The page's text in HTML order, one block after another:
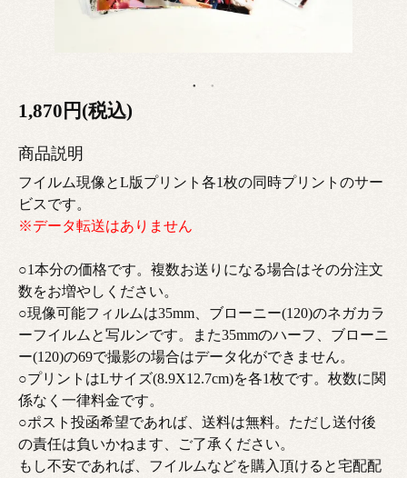
1,870円(税込)
商品説明
フイルム現像とL版プリント各1枚の同時プリントのサー
ビスです。
※データ転送はありません
○1本分の価格です。複数お送りになる場合はその分注文
数をお増やしください。
○現像可能フィルムは35mm、ブローニー(120)のネガカラ
ーフイルムと写ルンです。また35mmのハーフ、ブローニ
ー(120)の69で撮影の場合はデータ化ができません。
○プリントはLサイズ(8.9X12.7cm)を各1枚です。枚数に関
係なく一律料金です。
○ポスト投函希望であれば、送料は無料。ただし送付後
の責任は負いかねます、ご了承ください。
もし不安であれば、フイルムなどを購入頂けると宅配配